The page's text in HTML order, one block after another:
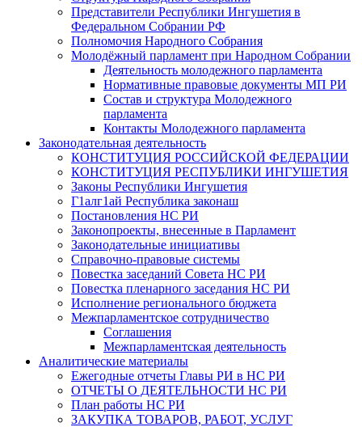
Представители Республики Ингушетия в
Федеральном Собрании РФ
Полномочия Народного Собрания
Молодёжный парламент при Народном Собрании
Деятельность молодежного парламента
Нормативные правовые документы МП РИ
Состав и структура Молодежного
парламента
Контакты Молодежного парламента
Законодательная деятельность
КОНСТИТУЦИЯ РОССИЙСКОЙ ФЕДЕРАЦИИ
КОНСТИТУЦИЯ РЕСПУБЛИКИ ИНГУШЕТИЯ
Законы Республики Ингушетия
Г1алг1ай Республика законаш
Постановления НС РИ
Законопроекты, внесенные в Парламент
Законодательные инициативы
Справочно-правовые системы
Повестка заседаний Совета НС РИ
Повестка пленарного заседания НС РИ
Исполнение регионального бюджета
Межпарламентское сотрудничество
Соглашения
Межпарламентская деятельность
Аналитические материалы
Ежегодные отчеты Главы РИ в НС РИ
ОТЧЕТЫ О ДЕЯТЕЛЬНОСТИ НС РИ
План работы НС РИ
ЗАКУПКА ТОВАРОВ, РАБОТ, УСЛУГ